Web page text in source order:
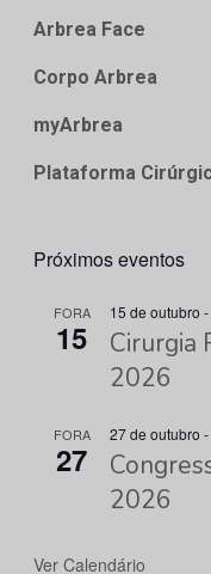
Arbrea Face
Corpo Arbrea
myArbrea
Plataforma
Próximos eventos
FORA
15
15 de outubro -
Cirurgia
2026
FORA
27
27 de outubro -
2026
Ver Calendário